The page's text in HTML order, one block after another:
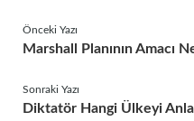
Önceki Yazı
Marshall Planının Amacı
Sonraki Yazı
Diktatör Hangi Ülkeyi